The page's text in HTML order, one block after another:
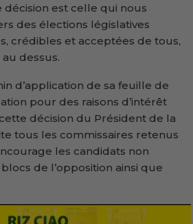
est celle qui nous
des élections législatives
crédibles et acceptées de tous,
dessus.
d’application de sa feuille de
pour des raisons d’intérêt
décision du Président de la
tous les commissaires retenus
les candidats non
de l’opposition ainsi que